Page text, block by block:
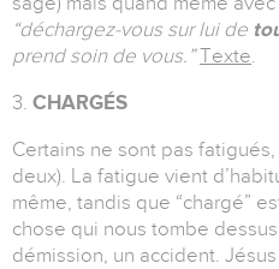
“déchargez-vous sur lui de
prend soin de vous.”Texte.
3. CHARGÉS
Certains ne sont pas
deux). La fatigue vient
même, tandis que “chargé”
chose qui nous tombe
démission, un accident.